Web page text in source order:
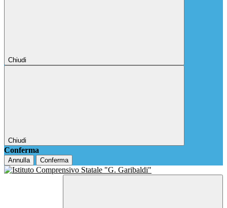
Chiudi
Chiudi
Conferma
Annulla Conferma